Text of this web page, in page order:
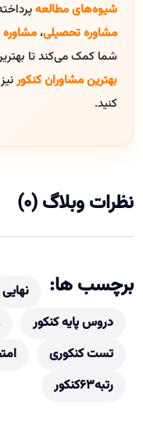
شیوه‌های مطالعه
مشاوره تحصیلی، مشاوره
شما کمک می‌کند تا
بهترین مشاوران کنکور
کنید.
نظرات وبلاگ (0)
برچسب ها: نهایی
دروس پایه کنکور
تست کنکوری
رتبه63کنکور